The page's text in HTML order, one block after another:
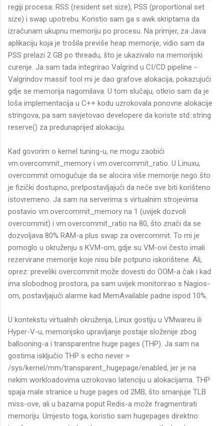
regiji procesa: RSS (resident set size), PSS (proportional set
size) i swap upotrebu. Koristio sam ga s awk skriptama da
izračunam ukupnu memoriju po procesu. Na primjer, za Java
aplikaciju koja je trošila previše heap memorije, vidio sam da
PSS prelazi 2 GB po threadu, što je ukazivalo na memorijski
curenje. Ja sam tada integrirao Valgrind u CI/CD pipeline -
Valgrindov massif tool mi je dao grafove alokacija, pokazujući
gdje se memorija nagomilava. U tom slučaju, otkrio sam da je
loša implementacija u C++ kodu uzrokovala ponovne alokacije
stringova, pa sam savjetovao developere da koriste std::string
reserve() za predunaprijed alokaciju.
Kad govorim o kernel tuning-u, ne mogu zaobići
vm.overcommit_memory i vm.overcommit_ratio. U Linuxu,
overcommit omogućuje da se alocira više memorije nego što
je fizički dostupno, pretpostavljajući da neće sve biti korišteno
istovremeno. Ja sam na serverima s virtualnim strojevima
postavio vm.overcommit_memory na 1 (uvijek dozvoli
overcommit) i vm.overcommit_ratio na 80, što znači da se
dozvoljava 80% RAM-a plus swap za overcommit. To mi je
pomoglo u okruženju s KVM-om, gdje su VM-ovi često imali
rezervirane memorije koje nisu bile potpuno iskorištene. Ali,
oprez: preveliki overcommit može dovesti do OOM-a čak i kad
ima slobodnog prostora, pa sam uvijek monitorirao s Nagios-
om, postavljajući alarme kad MemAvailable padne ispod 10%.
U kontekstu virtualnih okruženja, Linux gostiju u VMwareu ili
Hyper-V-u, memorijsko upravljanje postaje složenije zbog
ballooning-a i transparentne huge pages (THP). Ja sam na
gostima isključio THP s echo never >
/sys/kernel/mm/transparent_hugepage/enabled, jer je na
nekim workloadovima uzrokovao latenciju u alokacijama. THP
spaja male stranice u huge pages od 2MB, što smanjuje TLB
miss-ove, ali u bazama poput Redis-a može fragmentirati
memoriju. Umjesto toga, koristio sam hugepages direktno: